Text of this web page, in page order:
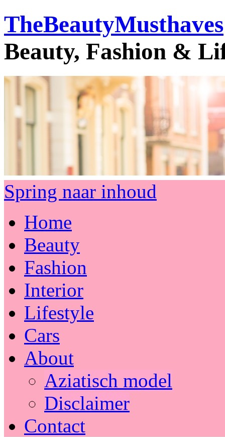
TheBeautyMusthaves
Beauty, Fashion &
Spring naar inhoud
Home
Beauty
Fashion
Interior
Lifestyle
Cars
About
Aziatisch model
Disclaimer
Contact